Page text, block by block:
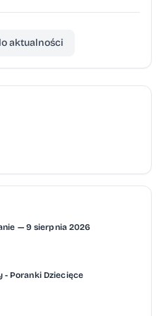
świadkami. Sprawa
przez Prokuraturę
ujawnia
on Oświęcim112.pl.
aktualności
— 9 sierpnia 2026
- Poranki Dziecięce